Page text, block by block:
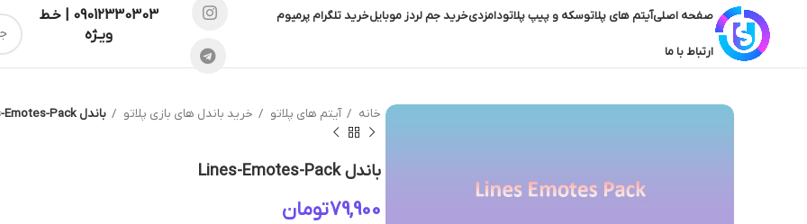
صفحه اصلیآیتم های پلاتوسکه و پیپ پلاتودامزدیخرید جم لردز موبایلخرید تلگرام پرمیوم
ارتباط با ما
09012330303 | خـط
ویـژه
خانه آیتم های پلاتو خرید باندل های بازی پلاتو باندل Lines-Emotes-Pack
باندل Lines-Emotes-Pack
تومان